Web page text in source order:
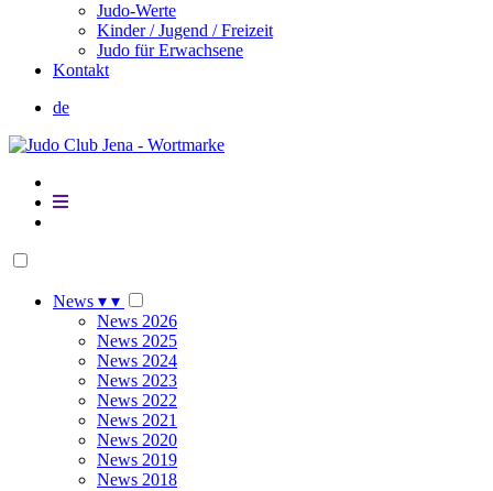
Judo-Werte
Kinder / Jugend / Freizeit
Judo für Erwachsene
Kontakt
de
News ▾ ▾
News 2026
News 2025
News 2024
News 2023
News 2022
News 2021
News 2020
News 2019
News 2018